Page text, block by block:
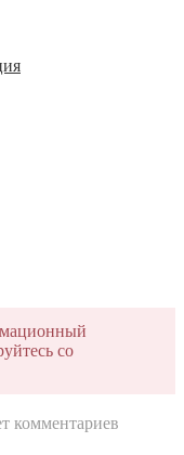
со
комментариев